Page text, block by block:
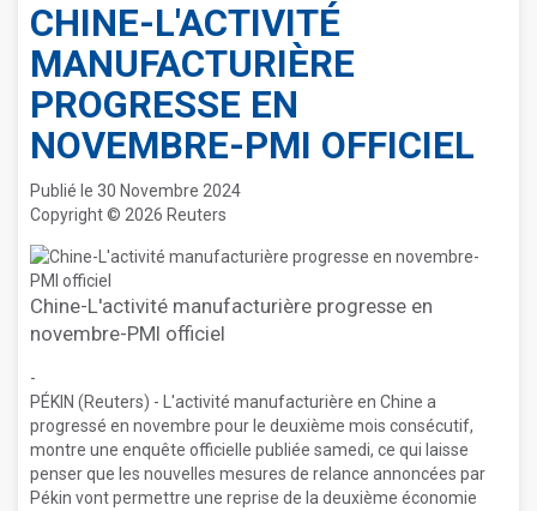
CHINE-L'ACTIVITÉ
MANUFACTURIÈRE
PROGRESSE EN
NOVEMBRE-PMI OFFICIEL
Publié le 30 Novembre 2024
Copyright © 2026 Reuters
Chine-L'activité manufacturière progresse en
novembre-PMI officiel
-
PÉKIN (Reuters) - L'activité manufacturière en Chine a
progressé en novembre pour le deuxième mois consécutif,
montre une enquête officielle publiée samedi, ce qui laisse
penser que les nouvelles mesures de relance annoncées par
Pékin vont permettre une reprise de la deuxième économie